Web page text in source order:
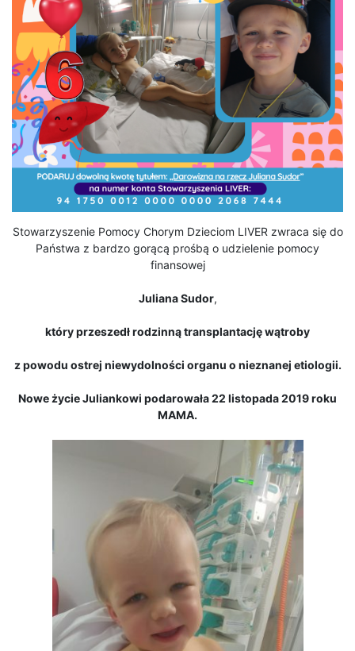
Stowarzyszenie Pomocy Chorym Dzieciom LIVER zwraca się do
Państwa z bardzo gorącą prośbą o udzielenie pomocy
finansowej
Juliana Sudor,
który przeszedł rodzinną transplantację wątroby
z powodu ostrej niewydolności organu o nieznanej etiologii.
Nowe życie Juliankowi podarowała 22 listopada 2019 roku
MAMA.